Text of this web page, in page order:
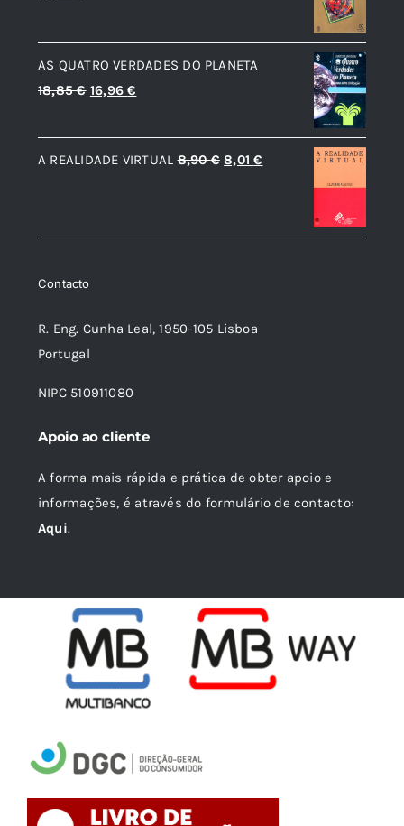
original
era:
21,98 €.
atual
é:
19,79 €.
AS QUATRO VERDADES DO PLANETA
18,85€ O
original
era:
16,96€
atual
é:
A REALIDADE VIRTUAL 8,90€ O
era:
8,01€
é:
Contacto
R. Eng. Cunha Leal, 1950-105 Lisboa
Portugal
NIPC 510911080
Apoio ao cliente
A forma mais rápida e prática de obter apoio e
informações, é através do formulário de contacto:
Aqui.